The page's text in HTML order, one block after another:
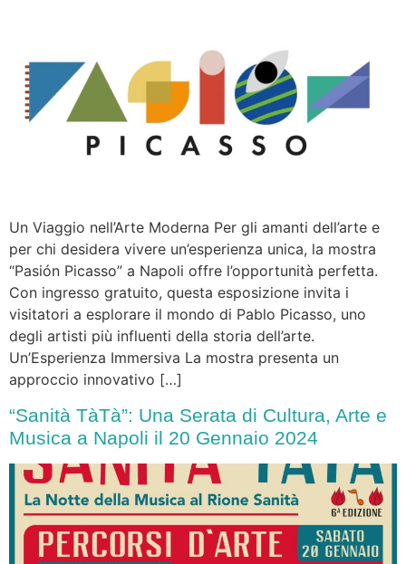
Un Viaggio nell’Arte Moderna Per gli amanti dell’arte e
per chi desidera vivere un’esperienza unica, la mostra
“Pasión Picasso” a Napoli offre l’opportunità perfetta.
Con ingresso gratuito, questa esposizione invita i
visitatori a esplorare il mondo di Pablo Picasso, uno
degli artisti più influenti della storia dell’arte.
Un’Esperienza Immersiva La mostra presenta un
approccio innovativo […]
“Sanità TàTà”: Una Serata di Cultura, Arte e
Musica a Napoli il 20 Gennaio 2024